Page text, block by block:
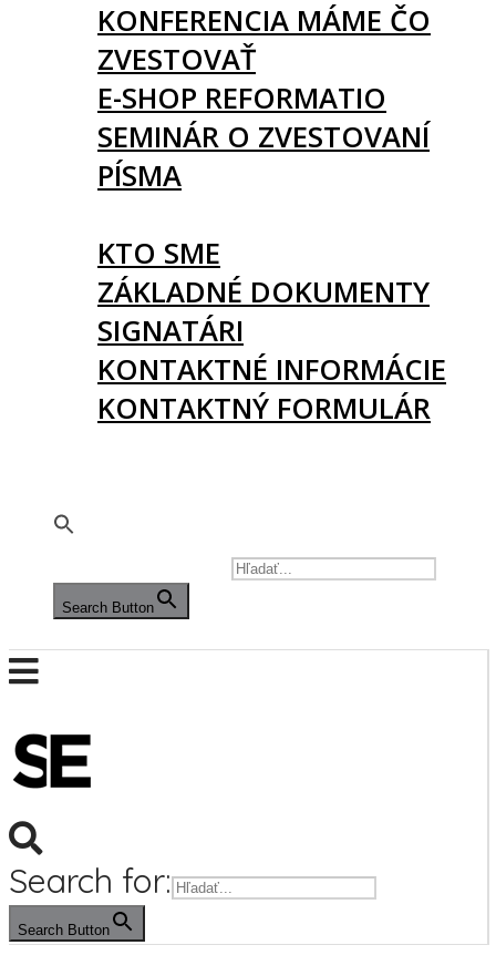
KONFERENCIA MÁME ČO
ZVESTOVAŤ
E-SHOP REFORMATIO
SEMINÁR O ZVESTOVANÍ
PÍSMA
KTO SME
ZÁKLADNÉ DOKUMENTY
SIGNATÁRI
KONTAKTNÉ INFORMÁCIE
KONTAKTNÝ FORMULÁR
Search Button
Search for:
Search Button